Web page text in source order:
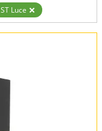
ST Luce